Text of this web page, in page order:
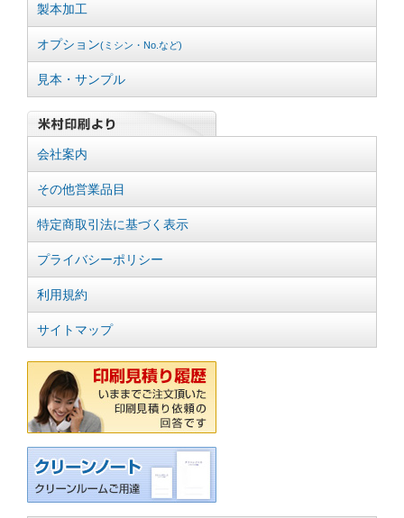
製本加工
オプション(ミシン・No.など)
見本・サンプル
会社案内
その他営業品目
特定商取引法に基づく表示
プライバシーポリシー
利用規約
サイトマップ